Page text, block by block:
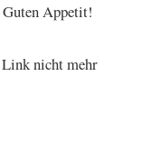
Guten Appetit!
nicht mehr